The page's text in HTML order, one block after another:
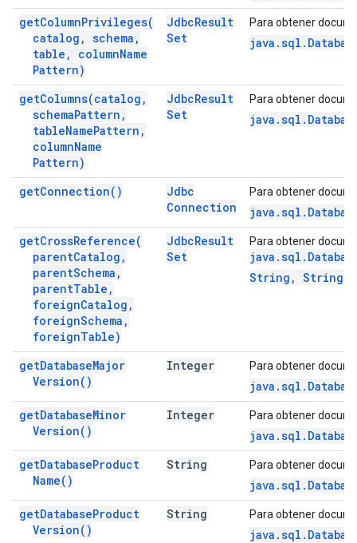
getColumnPrivileges(
catalog , schema ,
table , columnName
Pattern)
JdbcResult
Set
Para obtener
getColumns(catalog ,
schemaPattern ,
tableNamePattern ,
columnName
Pattern)
JdbcResult
Set
Para obtener
getConnection( )
Jdbc
Connection
Para obtener
getCrossReference(
parentCatalog ,
parentSchema ,
parentTable ,
foreignCatalog ,
foreignSchema ,
foreignTable)
JdbcResult
Set
Para obtener
String, String)
getDatabaseMajor
Version( )
Integer Para obtener
getDatabaseMinor
Version( )
Integer Para obtener
getDatabaseProduct
Name( )
String Para obtener
getDatabaseProduct
Version( )
String Para obtener